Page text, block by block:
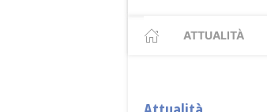
ATTUALITÀ